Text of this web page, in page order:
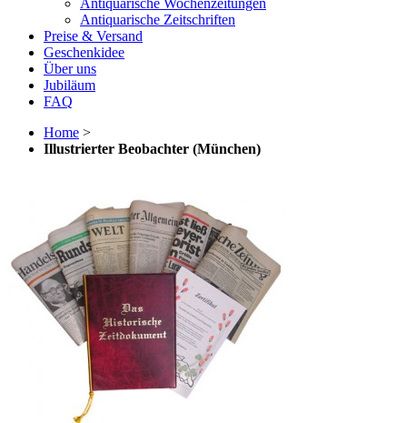
Antiquarische Wochenzeitungen
Antiquarische Zeitschriften
Preise & Versand
Geschenkidee
Über uns
Jubiläum
FAQ
Home >
Illustrierter Beobachter (München)